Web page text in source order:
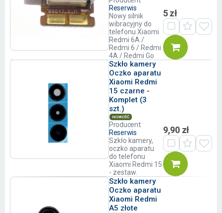
Reserwis
Nowy silnik
wibracyjny do
telefonu Xiaomi
Redmi 6A /
Redmi 6 / Redmi
4A / Redmi Go
5 zł
Szkło kamery
Oczko aparatu
Xiaomi Redmi
15 czarne -
Komplet (3
szt.)
NOWOŚĆ
Producent:
Reserwis
Szkło kamery,
oczko aparatu
do telefonu
Xiaomi Redmi 15
- zestaw.
9,90 zł
Szkło kamery
Oczko aparatu
Xiaomi Redmi
A5 złote